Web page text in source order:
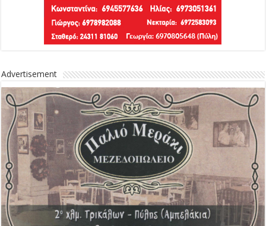
Advertisement